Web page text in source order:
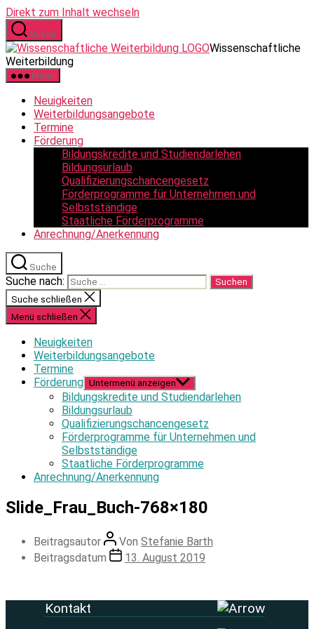
Direkt zum Inhalt wechseln
Suche
Wissenschaftliche
Weiterbildung
Menü
Neuigkeiten
Weiterbildungsangebote
Termine
Förderung
Bildungskredite und Studiendarlehen
Bildungsurlaub
Qualifizierungschancengesetz
Förderprogramme für Unternehmen und
Selbstständige
Staatliche Förderprogramme
Anrechnung/Anerkennung
Suche
Suche nach:
Suche schließen
Menü schließen
Neuigkeiten
Weiterbildungsangebote
Termine
Förderung Untermenü anzeigen
Bildungskredite und Studiendarlehen
Bildungsurlaub
Qualifizierungschancengesetz
Förderprogramme für Unternehmen und
Selbstständige
Staatliche Förderprogramme
Anrechnung/Anerkennung
Slide_Frau_Buch-768×180
Beitragsautor Von Stefanie Barth
Beitragsdatum
13. August 2019
Kontakt